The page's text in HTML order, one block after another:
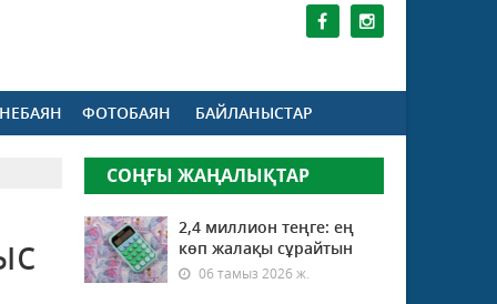
ФОТОБАЯН БАЙЛАНЫСТАР
СОҢҒЫ ЖАҢАЛЫҚТАР
2,4 миллион теңге: ең
көп жалақы сұрайтын
06 тамыз 2026 ж.